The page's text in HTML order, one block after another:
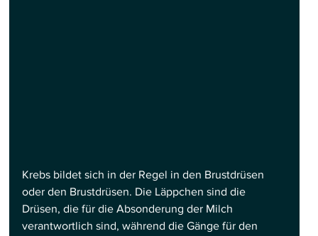
Krebs bildet sich in der Regel in den Brustdrüsen
oder den Brustdrüsen. Die Läppchen sind die
Drüsen, die für die Absonderung der Milch
verantwortlich sind, während die Gänge für den